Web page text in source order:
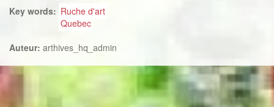
Key words: Ruche d'art
Quebec
Auteur: arthives_hq_admin